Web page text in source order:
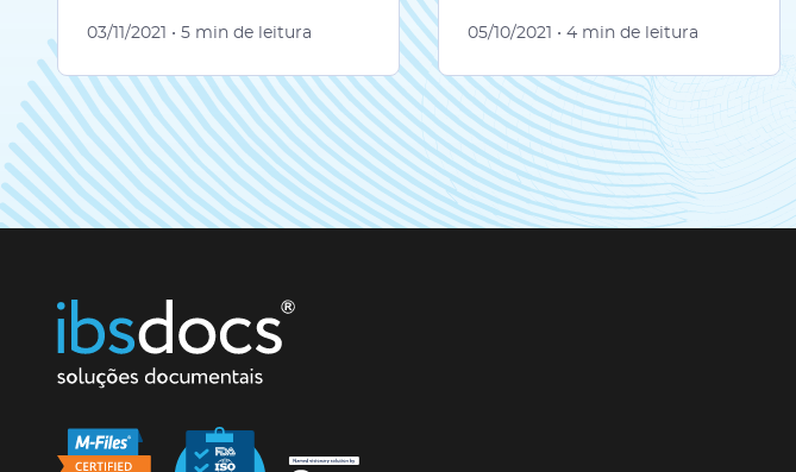
03/11/2021 • 5 min de leitura 05/10/2021 • 4 min de leitura